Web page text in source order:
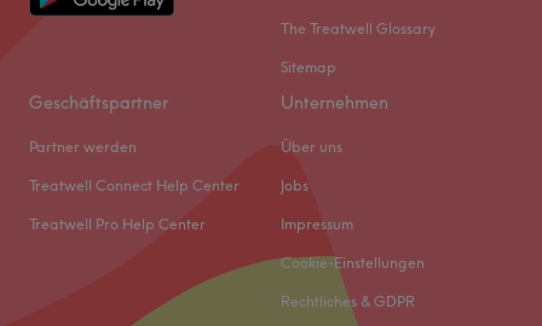
The Treatwell Glossary
Sitemap
Geschäftspartner
Partner werden
Treatwell Connect Help Center
Treatwell Pro Help Center
Unternehmen
Über uns
Jobs
Impressum
Cookie-Einstellungen
Rechtliches & GDPR